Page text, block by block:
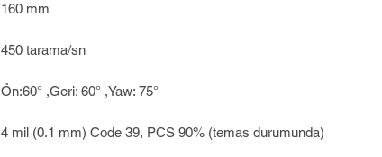
160 mm
450 tarama/sn
Ön:60° ,Geri: 60° ,Yaw: 75°
4 mil (0.1 mm) Code 39, PCS 90% (temas durumunda)